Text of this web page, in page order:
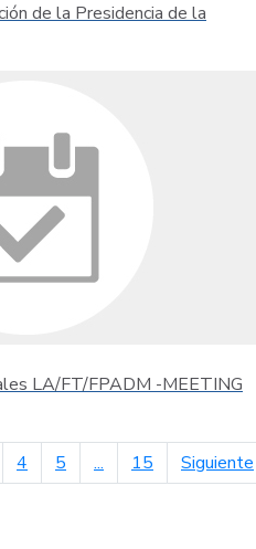
de la Presidencia de la
LA/FT/FPADM -MEETING
4 5 ... 15 Siguiente